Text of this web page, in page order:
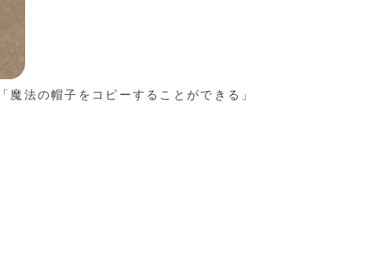
法の帽子をコピーすることができる」